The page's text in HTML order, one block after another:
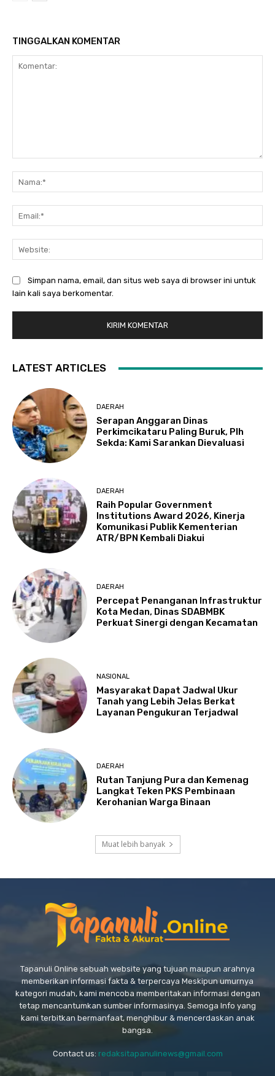
TINGGALKAN KOMENTAR
Simpan nama, email, dan situs web saya di browser ini untuk
lain kali saya berkomentar.
LATEST ARTICLES
DAERAH
Serapan Anggaran Dinas
Perkimcikataru Paling Buruk, Plh
Sekda: Kami Sarankan Dievaluasi
DAERAH
Raih Popular Government
Institutions Award 2026, Kinerja
Komunikasi Publik Kementerian
ATR/BPN Kembali Diakui
DAERAH
Percepat Penanganan Infrastruktur
Kota Medan, Dinas SDABMBK
Perkuat Sinergi dengan Kecamatan
NASIONAL
Masyarakat Dapat Jadwal Ukur
Tanah yang Lebih Jelas Berkat
Layanan Pengukuran Terjadwal
DAERAH
Rutan Tanjung Pura dan Kemenag
Langkat Teken PKS Pembinaan
Kerohanian Warga Binaan
Muat lebih banyak
Tapanuli Online sebuah website yang tujuan maupun arahnya
memberikan informasi fakta & terpercaya Meskipun umurnya
kategori mudah, kami mencoba memberitakan informasi dengan
tetap mencantumkan sumber informasinya. Semoga Info yang
kami terbitkan bermanfaat, menghibur & mencerdaskan anak
bangsa.
Contact us: redaksitapanulinews@gmail.com